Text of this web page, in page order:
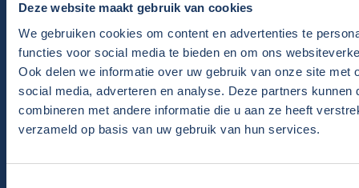
Deze website maakt gebruik van cookies
We gebruiken cookies om content en advertenties te
functies voor social media te bieden en om ons
Ook delen we informatie over uw gebruik van onze site met
social media, adverteren en analyse. Deze partners kunnen
combineren met andere informatie die u aan ze heeft
verzameld op basis van uw gebruik van hun services.
Camper te koop
Overzicht campers te koop
Gratis E-book – Tips camper kopen
Gratis E-book – 8 fouten bij het kopen van een camper
Nieuwsbrief verkoop
Algemene voorwaarden